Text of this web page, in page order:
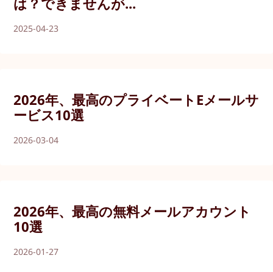
2025-04-23
2026年、最高のプライベートEメールサ
ービス10選
2026-03-04
2026年、最高の無料メールアカウント
10選
2026-01-27